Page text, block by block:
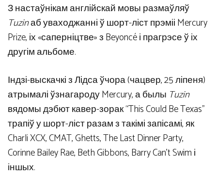
З настаўнікам англійскай мовы размаўляў
Tuzinаб уваходжанні ў шорт-ліст прэміі Mercury
Prize, іх «саперніцтве» з Beyoncé і прагрэсе ў іх
другім альбоме.
Індзі-выскачкі з Лідса ўчора (чацвер, 25 ліпеня)
атрымалі ўзнагароду Mercury, а былы Tuzin
вядомы дэбют кавер-зорак “This Could Be Texas”
трапіў у шорт-ліст разам з такімі запісамі, як
Charli XCX, CMAT, Ghetts, The Last Dinner Party,
Corinne Bailey Rae, Beth Gibbons, Barry Can’t Swim і
іншых.